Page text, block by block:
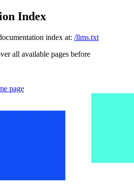
Index
index at: /llms.txt
all available pages before
page